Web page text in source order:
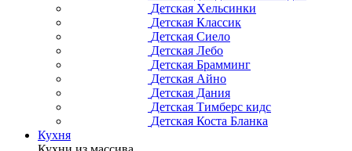
Детская Хельсинки
Детская Классик
Детская Сиело
Детская Лебо
Детская Брамминг
Детская Айно
Детская Дания
Детская Тимберс кидс
Детская Коста Бланка
Кухня